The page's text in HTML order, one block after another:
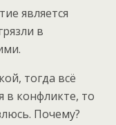
является
в
тогда всё
в конфликте, то
Почему?